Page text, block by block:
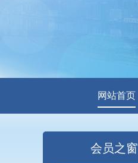
网站首页
会员之窗